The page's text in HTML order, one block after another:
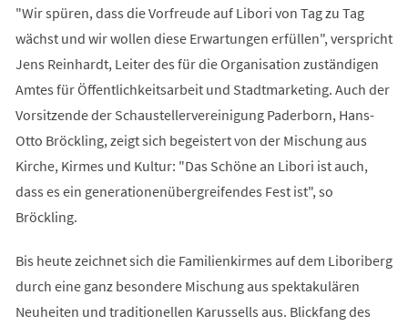
"Wir spüren, dass die Vorfreude auf Libori von Tag zu Tag
wächst und wir wollen diese Erwartungen erfüllen", verspricht
Jens Reinhardt, Leiter des für die Organisation zuständigen
Amtes für Öffentlichkeitsarbeit und Stadtmarketing. Auch der
Vorsitzende der Schaustellervereinigung Paderborn, Hans-
Otto Bröckling, zeigt sich begeistert von der Mischung aus
Kirche, Kirmes und Kultur: "Das Schöne an Libori ist auch,
dass es ein generationenübergreifendes Fest ist", so
Bröckling.
Bis heute zeichnet sich die Familienkirmes auf dem Liboriberg
durch eine ganz besondere Mischung aus spektakulären
Neuheiten und traditionellen Karussells aus. Blickfang des